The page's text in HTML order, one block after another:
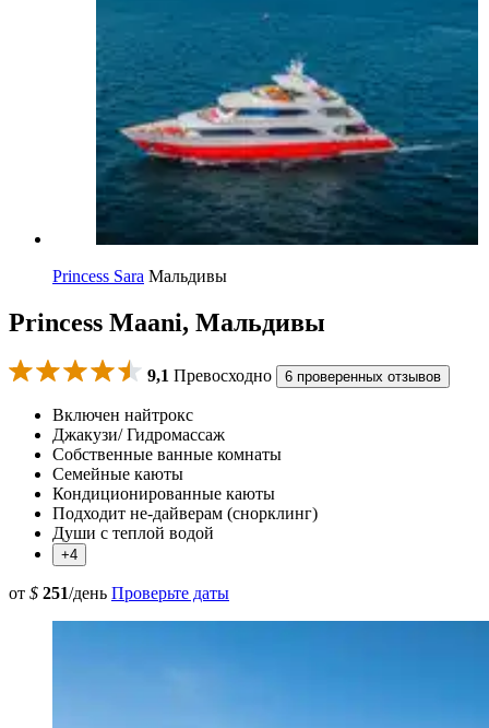
Princess Sara Мальдивы
Princess Maani, Мальдивы
9,1 Превосходно 6 проверенных отзывов
Включен найтрокс
Джакузи/ Гидромассаж
Собственные ванные комнаты
Семейные каюты
Кондиционированные каюты
Подходит не-дайверам (снорклинг)
Души с теплой водой
+4
от $ 251/день Проверьте даты